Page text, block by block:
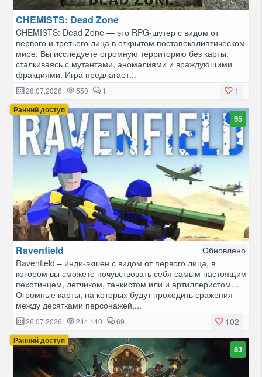
CHEMISTS: Dead Zone
CHEMISTS: Dead Zone — это RPG-шутер с видом от
первого и третьего лица в открытом постапокалиптическом
мире. Вы исследуете огромную территорию без карты,
сталкиваясь с мутантами, аномалиями и враждующими
фракциями. Игра предлагает...
1
26.07.2026 550 1
Ранний доступ
95
Ravenfield
Обновлено
Ravenfield – инди-экшен с видом от первого лица, в
котором вы сможете почувствовать себя самым настоящим
пехотинцем, летчиком, танкистом или и артиллеристом…
Огромные карты, на которых будут проходить сражения
между десятками персонажей,...
102
26.07.2026 244 140 69
Ранний доступ
83